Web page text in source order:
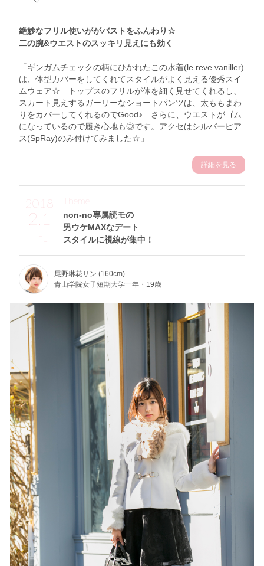
絶妙なフリル使いががバストをふんわり☆
二の腕&ウエストのスッキリ見えにも効く
「ギンガムチェックの柄にひかれたこの水着(le reve vaniller)
は、体型カバーをしてくれてスタイルがよく見える優秀スイ
ムウェア☆ トップスのフリルが体を細く見せてくれるし、
スカート見えするガーリーなショートパンツは、太ももまわ
りをカバーしてくれるのでGood♪ さらに、ウエストがゴム
になっているので履き心地も◎です。アクセはシルバーピア
ス(SpRay)のみ付けてみました☆」
詳細を見る
2018
2.1
Thu
non-no専属読モの
男ウケMAXなデート
スタイルに視線が集中！
Theme
尾野琳花サン (160cm)
青山学院女子短期大学一年・19歳